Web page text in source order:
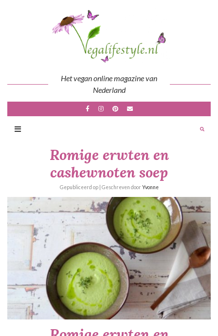
Het vegan online magazine van
Nederland
Romige erwten en
cashewnoten soep
Gepubliceerd op | Geschreven door Yvonne